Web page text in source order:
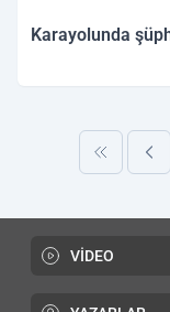
Karayolunda
VİDEO